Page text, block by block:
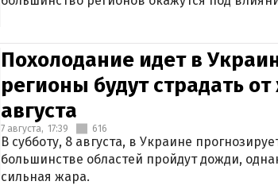
Похолодание идет в
регионы будут страдать
августа
7 августа, 17:39 616
В субботу, 8 августа, в Украине
большинстве областей пройдут дожди,
сильная жара.